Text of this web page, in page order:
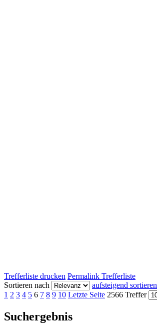
Trefferliste drucken Permalink Trefferliste
Sortieren nach
aufsteigend sortieren
1 2 3 4 5 6 7 8 9 10 Letzte Seite 2566 Treffer
Suchergebnis